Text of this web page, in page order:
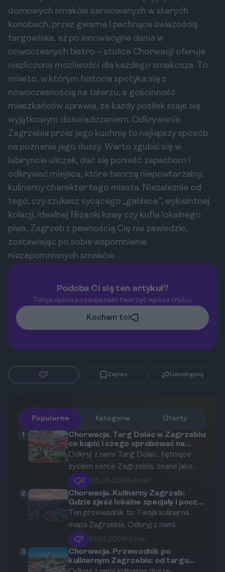
domowych smaków serwowanych w starych
konobach, przez gwarne i pachnące świeżością
targowiska, aż po innowacyjne dania w
nowoczesnych bistro – stolica Chorwacji oferuje
niezliczone możliwości dla każdego smakosza. To
miasto, w którym historia spotyka się z
nowoczesnością na talerzu, a gościnność
mieszkańców sprawia, że każdy posiłek staje się
wyjątkowym doświadczeniem. Odkrywanie
Zagrzebia przez jego kuchnię to najlepszy sposób
na poznanie jego duszy. Warto zgubić się w
labiryncie uliczek, dać się ponieść zapachom i
odkrywać miejsca, które tworzą niepowtarzalny,
kulinarny charakter tego miasta. Niezależnie od
tego, czy szukasz sycącego „gableca”, wykwintnej
kolacji, idealnej filiżanki kawy czy kufla lokalnego
piwa, Zagrzeb z pewnością Cię nie zawiedzie,
zostawiając po sobie wspomnienie
niezapomnianych smaków.
Podoba Ci się ten artykuł?
Twoja opinia pozwala nam tworzyć lepsze treści.
Kocham to!
1 Zapisz Udostępnij
Popularne Kategorie Oferty
1
Chorwacja. Targ Dolac w Zagrzebiu:
co kupić i czego spróbować na
najsłynniejszym targu miasta?
Odkryj z nami Targ Dolac, tętniące
życiem serce Zagrzebia, znane jako
„brzuch miasta”. W tym
kompleksowym przewodniku
podpowiemy, co warto kupić pod
słynnymi czerwonymi parasolami, jakich
lokalnych specjałów spróbować na
miejscu i dlaczego wizyta na tym targu
jest obowiązkowym punktem każdej
wycieczki do stolicy Chorwacji.
2 25.05.2026•9 min
2
Chorwacja. Kulinarny Zagrzeb:
Gdzie zjeść lokalne specjały i poczuć
miejski klimat?
Ten przewodnik to Twoja kulinarna
mapa Zagrzebia. Odkryj z nami
najlepsze restauracje, tradycyjne
konoby, nowoczesne bistro, urokliwe
kawiarnie i tętniące życiem targi, aby
1 21.03.2026•9 min
3
Chorwacja. Przewodnik po
kulinarnym Zagrzebiu: od targu
Dolac po tradycyjne konoby